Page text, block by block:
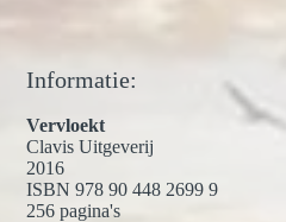
Informatie:
Vervloekt
Clavis Uitgeverij
2016
ISBN 978 90 448 2699 9
256 pagina's